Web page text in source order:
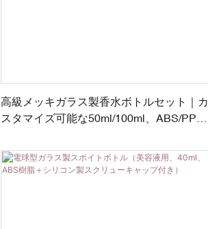
高級メッキガラス製香水ボトルセット｜カ
スタマイズ可能な50ml/100ml、ABS/PPメ